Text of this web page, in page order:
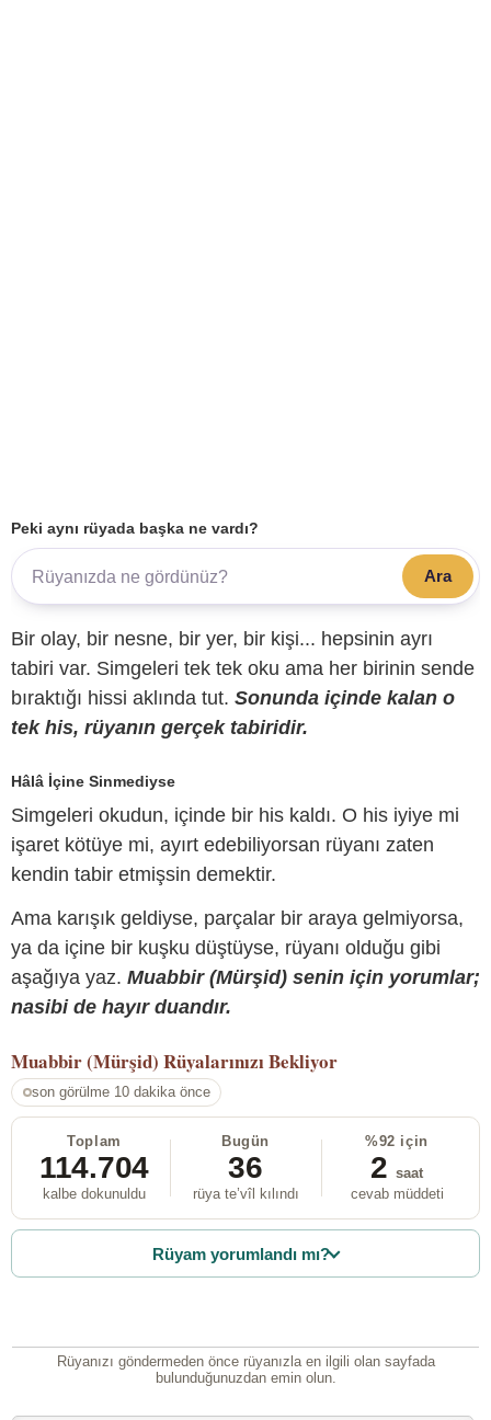
Peki aynı rüyada başka ne vardı?
Ara
Bir olay, bir nesne, bir yer, bir kişi... hepsinin ayrı
tabiri var. Simgeleri tek tek oku ama her birinin sende
bıraktığı hissi aklında tut. Sonunda içinde kalan o
tek his, rüyanın gerçek tabiridir.
Hâlâ İçine Sinmediyse
Simgeleri okudun, içinde bir his kaldı. O his iyiye mi
işaret kötüye mi, ayırt edebiliyorsan rüyanı zaten
kendin tabir etmişsin demektir.
Ama karışık geldiyse, parçalar bir araya gelmiyorsa,
ya da içine bir kuşku düştüyse, rüyanı olduğu gibi
aşağıya yaz. Muabbir (Mürşid) senin için yorumlar;
nasibi de hayır duandır.
Muabbir (Mürşid) Rüyalarınızı Bekliyor
son görülme 10 dakika önce
Toplam
114.704
kalbe dokunuldu
Bugün
36
rüya te’vîl kılındı
%92 için
2 saat
cevab müddeti
Rüyam yorumlandı mı?
Rüyanızı göndermeden önce rüyanızla en ilgili olan sayfada
bulunduğunuzdan emin olun.